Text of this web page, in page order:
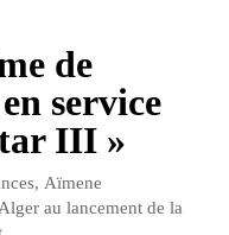
de
service
III »
Aïmene
au lancement de la